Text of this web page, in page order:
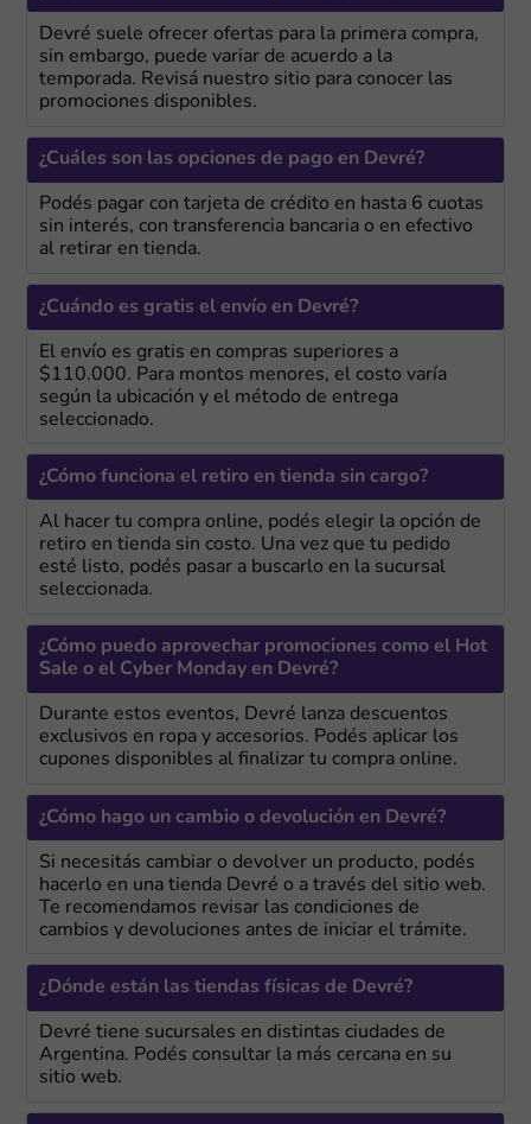
Devré suele ofrecer ofertas para la primera compra,
sin embargo, puede variar de acuerdo a la
temporada. Revisá nuestro sitio para conocer las
promociones disponibles.
¿Cuáles son las opciones de pago en Devré?
Podés pagar con tarjeta de crédito en hasta 6 cuotas
sin interés, con transferencia bancaria o en efectivo
al retirar en tienda.
¿Cuándo es gratis el envío en Devré?
El envío es gratis en compras superiores a
$110.000. Para montos menores, el costo varía
según la ubicación y el método de entrega
seleccionado.
¿Cómo funciona el retiro en tienda sin cargo?
Al hacer tu compra online, podés elegir la opción de
retiro en tienda sin costo. Una vez que tu pedido
esté listo, podés pasar a buscarlo en la sucursal
seleccionada.
¿Cómo puedo aprovechar promociones como el Hot
Sale o el Cyber Monday en Devré?
Durante estos eventos, Devré lanza descuentos
exclusivos en ropa y accesorios. Podés aplicar los
cupones disponibles al finalizar tu compra online.
¿Cómo hago un cambio o devolución en Devré?
Si necesitás cambiar o devolver un producto, podés
hacerlo en una tienda Devré o a través del sitio web.
Te recomendamos revisar las condiciones de
cambios y devoluciones antes de iniciar el trámite.
¿Dónde están las tiendas físicas de Devré?
Devré tiene sucursales en distintas ciudades de
Argentina. Podés consultar la más cercana en su
sitio web.